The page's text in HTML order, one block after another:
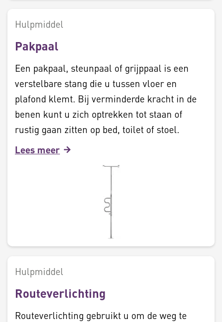
Hulpmiddel
Pakpaal
Een pakpaal, steunpaal of grijppaal is een
verstelbare stang die u tussen vloer en
plafond klemt. Bij verminderde kracht in de
benen kunt u zich optrekken tot staan of
rustig gaan zitten op bed, toilet of stoel.
Lees meer
Hulpmiddel
Routeverlichting
Routeverlichting gebruikt u om de weg te